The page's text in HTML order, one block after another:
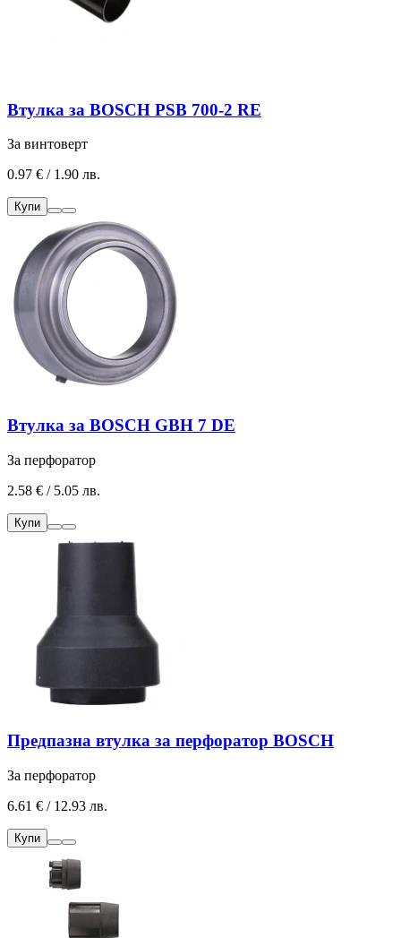
Втулка за BOSCH PSB 700-2 RE
За винтоверт
0.97 € / 1.90 лв.
Купи
Втулка за BOSCH GBH 7 DE
За перфоратор
2.58 € / 5.05 лв.
Купи
Предпазна втулка за перфоратор BOSCH
За перфоратор
6.61 € / 12.93 лв.
Купи